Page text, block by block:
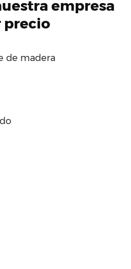
empresa
precio
de madera